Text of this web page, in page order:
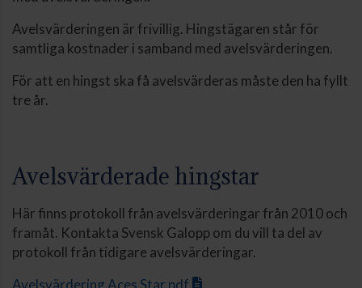
Avelsvärderingen är frivillig. Hingstägaren står för
samtliga kostnader i samband med avelsvärderingen.
För att en hingst ska få avelsvärderas måste den ha fyllt
tre år.
Avelsvärderade hingstar
Här finns protokoll från avelsvärderingar från 2010 och
framåt. Kontakta Svensk Galopp om du vill ta del av
protokoll från tidigare avelsvärderingar.
Avelsvärdering Aces Star.pdf